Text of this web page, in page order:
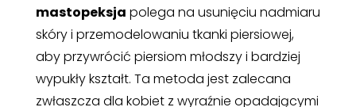
mastopeksja polega na usunięciu nadmiaru
skóry i przemodelowaniu tkanki piersiowej,
aby przywrócić piersiom młodszy i bardziej
wypukły kształt. Ta metoda jest zalecana
zwłaszcza dla kobiet z wyraźnie opadającymi